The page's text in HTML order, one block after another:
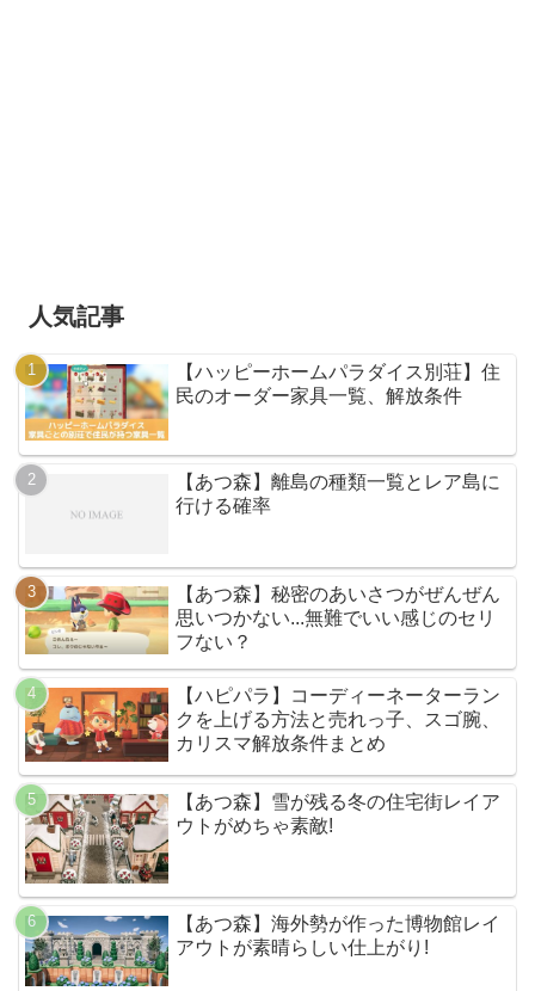
人気記事
【ハッピーホームパラダイス別荘】住
民のオーダー家具一覧、解放条件
【あつ森】離島の種類一覧とレア島に
行ける確率
【あつ森】秘密のあいさつがぜんぜん
思いつかない...無難でいい感じのセリ
フない？
【ハピパラ】コーディーネーターラン
クを上げる方法と売れっ子、スゴ腕、
カリスマ解放条件まとめ
【あつ森】雪が残る冬の住宅街レイア
ウトがめちゃ素敵!
【あつ森】海外勢が作った博物館レイ
アウトが素晴らしい仕上がり!